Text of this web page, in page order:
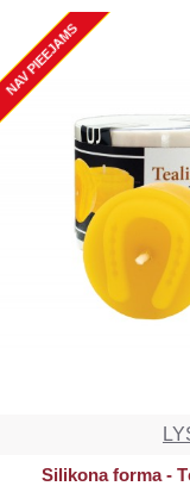
NAV PIEEJAMS
Silikona forma -